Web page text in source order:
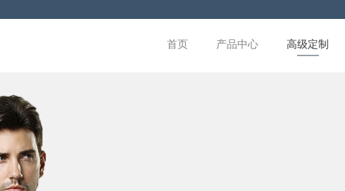
首页 产品中心 高级定制